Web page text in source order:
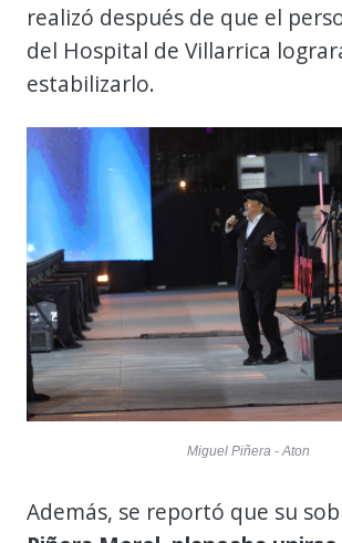
realizó después de que el
del Hospital de Villarrica
estabilizarlo.
Miguel Piñera - Aton
Además, se reportó que su